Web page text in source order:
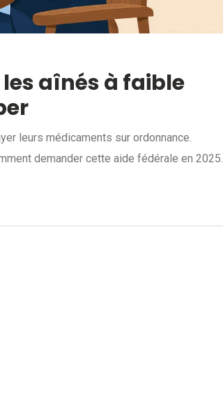
aînés à faible
leurs médicaments sur ordonnance.
demander cette aide fédérale en 2025.